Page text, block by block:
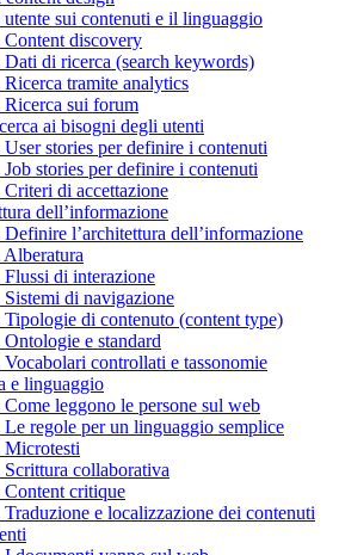
sui contenuti e il linguaggio
Content discovery
Dati di ricerca (search keywords)
Ricerca tramite analytics
Ricerca sui forum
ai bisogni degli utenti
User stories per definire i contenuti
stories per definire i contenuti
Criteri di accettazione
dell’informazione
Definire l’architettura dell’informazione
Alberatura
Flussi di interazione
Sistemi di navigazione
Tipologie di contenuto (content type)
e standard
Vocabolari controllati e tassonomie
e linguaggio
Come leggono le persone sul web
Le regole per un linguaggio semplice
Microtesti
Scrittura collaborativa
Content critique
Traduzione e localizzazione dei contenuti